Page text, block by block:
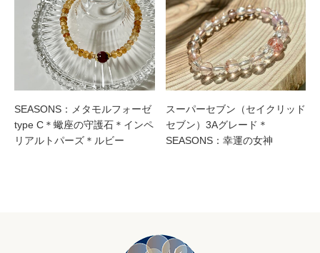
SEASONS：メタモルフォーゼ
type C＊蠍座の守護石＊インペ
リアルトパーズ＊ルビー
スーパーセブン（セイクリッド
セブン）3Aグレード＊
SEASONS：幸運の女神